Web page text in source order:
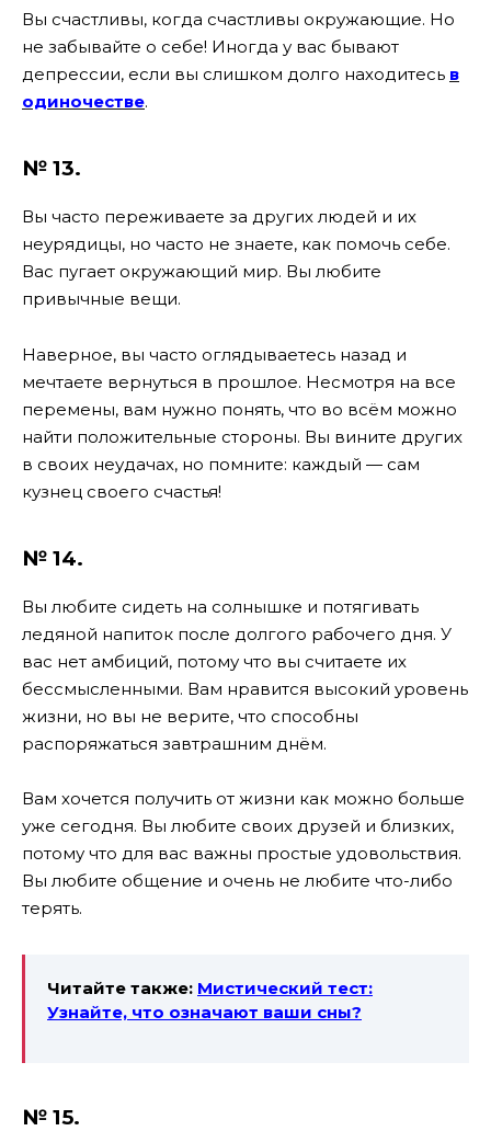
Вы счастливы, когда счастливы окружающие. Но
не забывайте о себе! Иногда у вас бывают
депрессии, если вы слишком долго находитесь в
одиночестве.
№ 13.
Вы часто переживаете за других людей и их
неурядицы, но часто не знаете, как помочь себе.
Вас пугает окружающий мир. Вы любите
привычные вещи.
Наверное, вы часто оглядываетесь назад и
мечтаете вернуться в прошлое. Несмотря на все
перемены, вам нужно понять, что во всём можно
найти положительные стороны. Вы вините других
в своих неудачах, но помните: каждый — сам
кузнец своего счастья!
№ 14.
Вы любите сидеть на солнышке и потягивать
ледяной напиток после долгого рабочего дня. У
вас нет амбиций, потому что вы считаете их
бессмысленными. Вам нравится высокий уровень
жизни, но вы не верите, что способны
распоряжаться завтрашним днём.
Вам хочется получить от жизни как можно больше
уже сегодня. Вы любите своих друзей и близких,
потому что для вас важны простые удовольствия.
Вы любите общение и очень не любите что-либо
терять.
Читайте также: Мистический тест:
Узнайте, что означают ваши сны?
№ 15.